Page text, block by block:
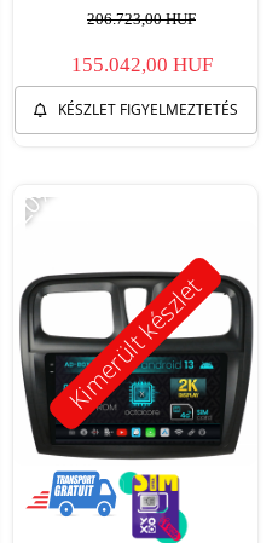
206.723,00 HUF
155.042,00 HUF
KÉSZLET FIGYELMEZTETÉS
Kimerült készlet
-20%